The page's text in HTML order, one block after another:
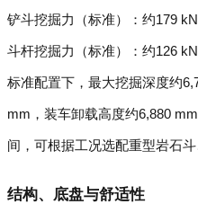
铲斗挖掘力（标准）：约179 kN
斗杆挖掘力（标准）：约126 kN
标准配置下，最大挖掘深度约
mm，装车卸载高度约6,880
间，可根据工况选配重型岩石斗
结构、底盘与舒适性